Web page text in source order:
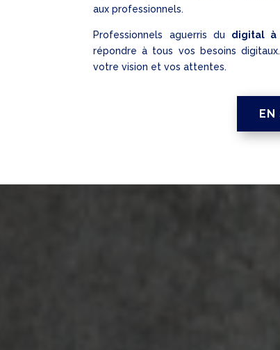
aux professionnels.
Professionnels aguerris du digital à
répondre à tous vos besoins
votre vision et vos attentes.
EN